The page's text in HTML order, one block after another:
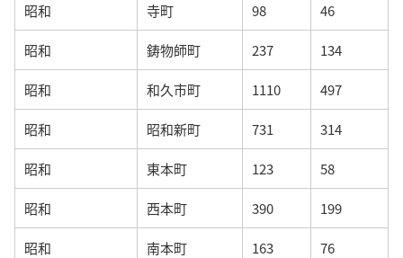
昭和 寺町 98 46
昭和 鋳物師町 237 134
昭和 和久市町 1110 497
昭和 昭和新町 731 314
昭和 東本町 123 58
昭和 西本町 390 199
昭和 南本町 163 76